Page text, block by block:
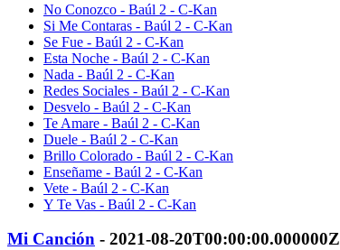
No Conozco - Baúl 2 - C-Kan
Si Me Contaras - Baúl 2 - C-Kan
Se Fue - Baúl 2 - C-Kan
Esta Noche - Baúl 2 - C-Kan
Nada - Baúl 2 - C-Kan
Redes Sociales - Baúl 2 - C-Kan
Desvelo - Baúl 2 - C-Kan
Te Amare - Baúl 2 - C-Kan
Duele - Baúl 2 - C-Kan
Brillo Colorado - Baúl 2 - C-Kan
Enseñame - Baúl 2 - C-Kan
Vete - Baúl 2 - C-Kan
Y Te Vas - Baúl 2 - C-Kan
Mi Canción - 2021-08-20T00:00:00.000000Z